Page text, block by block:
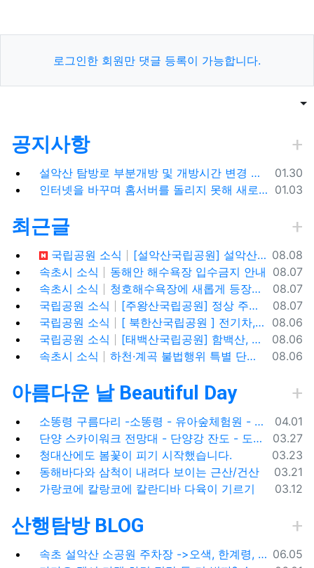
로그인한 회원만 댓글 등록이 가능합니다.
목록게
공지사항
등록일
01.30
설악산 탐방로 부분개방 및 개방시간 변경 안내(1.26.(금), 04:00 기준)
등록일
01.03
인터넷을 바꾸며 홈서버를 돌리지 못해 새로 시작합니다.
최근글
등록일
08.08
국립공원 소식
[설악산국립공원] 설악산, 싱그러운 대청봉과 내설악의 비경을 찾아서
등록일
08.07
속초시 소식
동해안 해수욕장 입수금지 안내
등록일
08.07
속초시 소식
청호해수욕장에 새롭게 등장한 아름다운 조형물! ✨
등록일
08.07
국립공원 소식
[주왕산국립공원] 정상 주봉 코스와 용추협곡 트래킹
등록일
08.06
국립공원 소식
[ 북한산국립공원 ] 전기차,수소차 등 무공해차량만 이용할 수 있는100% 친환경 야영장 - 북한산 사기막야영장
등록일
08.06
국립공원 소식
[태백산국립공원] 함백산, 운무가 가득한 싱그러운 풍경 속을 걷다
등록일
08.06
속초시 소식 하천·계곡 불법행위 특별 단속기간 운영
아름다운 날 Beautiful Day
등록일
04.01
소똥령 구름다리 -소똥령 - 유아숲체험원 - 장신유원지 / 캠핑장
등록일
03.27
단양 스카이워크 전망대 - 단양강 잔도 - 도담삼봉 / 석문 - 영월 청령포 입장료 주차료
등록일
03.23
청대산에도 봄꽃이 피기 시작했습니다.
등록일
03.21
동해바다와 삼척이 내려다 보이는 근산/건산
등록일
03.12
가랑코에 칼랑코에 칼란디바 다육이 기르기
산행탐방 BLOG
등록일
06.05
속초 설악산 소공원 주차장 ->오색, 한계령, 남교리, 백담사 용대리 택시 예약 방법